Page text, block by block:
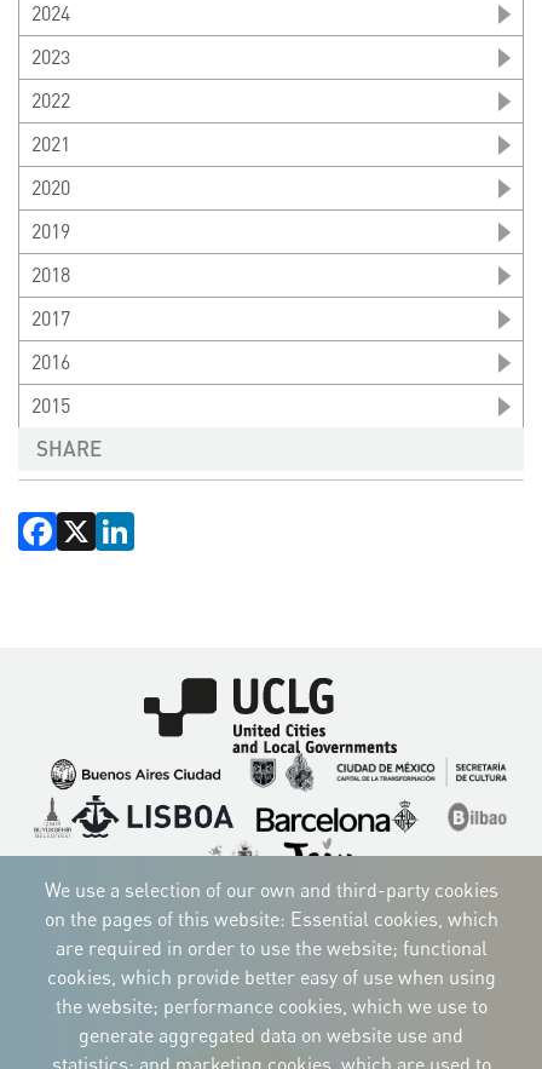
2024
2023
2022
2021
2020
2019
2018
2017
2016
2015
SHARE
Facebook
X
Imagen
Imagen
Imagen
ImagenImagen Imagen
Imagen
ImagenImagenImagen
CORPORATIVE IDENTITY
Download
and the manual
We use a selection of our own and third-party cookies
on the pages of this website: Essential cookies, which
are required in order to use the website; functional
cookies, which provide better easy of use when using
the website; performance cookies, which we use to
generate aggregated data on website use and